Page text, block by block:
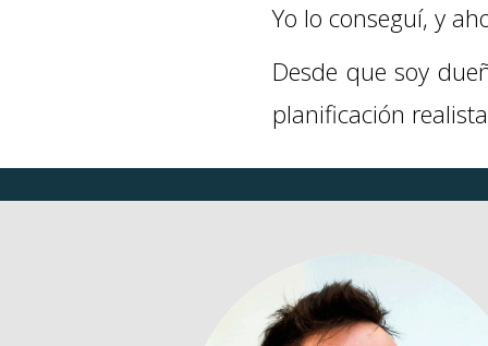
Yo lo conseguí, y
Desde que soy
planificación